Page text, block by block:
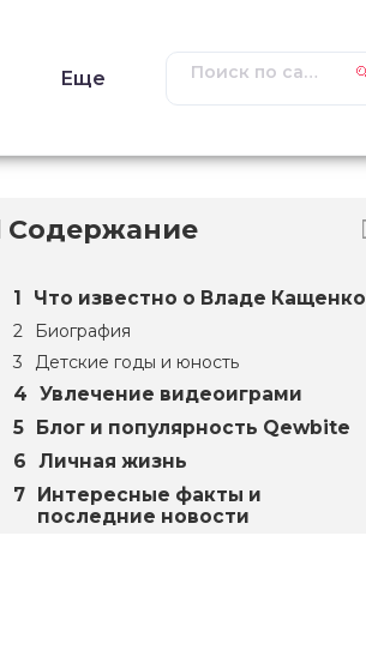
Еще
Содержание
Что известно о Владе Кащенко
Биография
Детские годы и юность
Увлечение видеоиграми
Блог и популярность Qewbite
Личная жизнь
Интересные факты и
последние новости